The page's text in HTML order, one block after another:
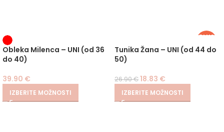
Obleka Milenca – UNI (od 36
do 40)
39.90 €
IZBERITE MOŽNOSTI
PLUS
-30%
Tunika Žana – UNI (od 44 do
50)
26.90€18.83 €
IZBERITE MOŽNOSTI